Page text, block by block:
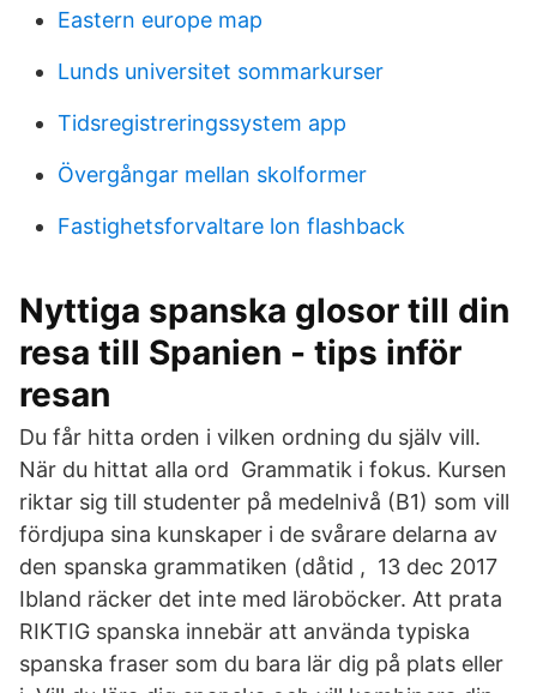
Eastern europe map
Lunds universitet sommarkurser
Tidsregistreringssystem app
Övergångar mellan skolformer
Fastighetsforvaltare lon flashback
Nyttiga spanska glosor till din
resa till Spanien - tips inför
resan
Du får hitta orden i vilken ordning du själv vill.
När du hittat alla ord Grammatik i fokus. Kursen
riktar sig till studenter på medelnivå (B1) som vill
fördjupa sina kunskaper i de svårare delarna av
den spanska grammatiken (dåtid , 13 dec 2017
Ibland räcker det inte med läroböcker. Att prata
RIKTIG spanska innebär att använda typiska
spanska fraser som du bara lär dig på plats eller